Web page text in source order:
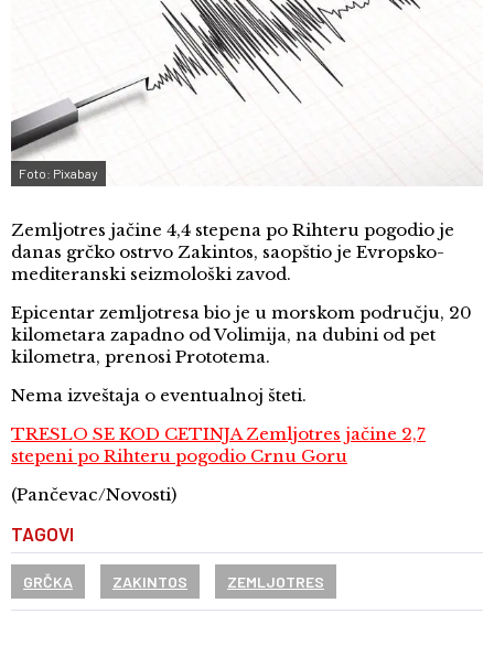
Foto: Pixabay
Zemljotres jačine 4,4 stepena po Rihteru pogodio je
danas grčko ostrvo Zakintos, saopštio je Evropsko-
mediteranski seizmološki zavod.
Epicentar zemljotresa bio je u morskom području, 20
kilometara zapadno od Volimija, na dubini od pet
kilometra, prenosi Prototema.
Nema izveštaja o eventualnoj šteti.
TRESLO SE KOD CETINJA Zemljotres jačine 2,7
stepeni po Rihteru pogodio Crnu Goru
(Pančevac/Novosti)
TAGOVI
GRČKA ZAKINTOS ZEMLJOTRES